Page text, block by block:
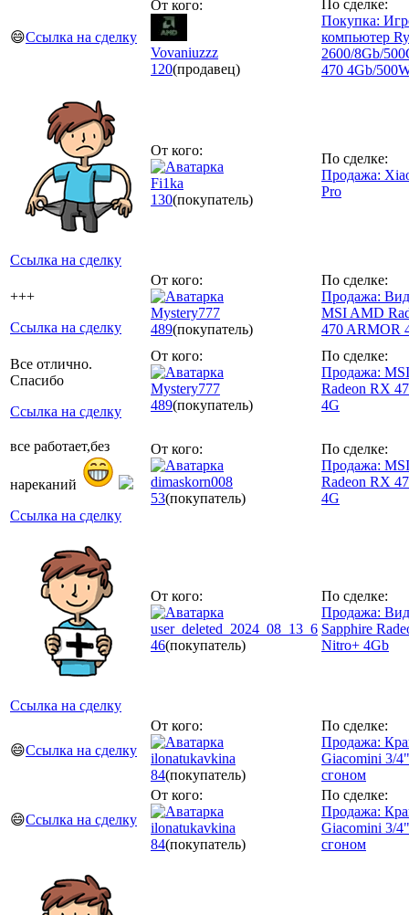
😄Ссылка на сделку
От кого:
Vovaniuzzz
120(продавец)
По сделке:
Покупка:
компьютер
2600/8Gb/
470 4Gb/
Ссылка на сделку
От кого:
Fi1ka
130(покупатель)
По сделке:
Продажа:
Pro
+++
Ссылка на сделку
От кого:
Mystery777
489(покупатель)
По сделке:
Продажа:
MSI AMD
470 ARMOR
Все отлично.
Спасибо
Ссылка на сделку
От кого:
Mystery777
489(покупатель)
По сделке:
Продажа:
Radeon RX
4G
все работает,без
нареканий
Ссылка на сделку
От кого:
dimaskorn008
53(покупатель)
По сделке:
Продажа:
Radeon RX
4G
Ссылка на сделку
От кого:
user_deleted_2024_08_13_6
46(покупатель)
По сделке:
Продажа:
Sapphire
Nitro+ 4Gb
😄Ссылка на сделку
От кого:
ilonatukavkina
84(покупатель)
По сделке:
Продажа:
Giacomini 3/
сгоном
😄Ссылка на сделку
От кого:
ilonatukavkina
84(покупатель)
По сделке:
Продажа:
Giacomini 3/
сгоном